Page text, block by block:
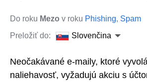
Do roku Mezo v roku Phishing, Spam
Preložiť do:
Slovenčina
Neočakávané e-maily, ktoré
naliehavosť, vyžadujú akciu s